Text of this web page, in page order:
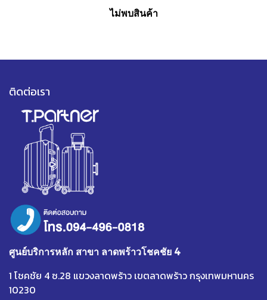
ไม่พบสินค้า
ติดต่อเรา
ศูนย์บริการหลัก สาขา ลาดพร้าวโชคชัย 4
1 โชคชัย 4 ซ.28 แขวงลาดพร้าว เขตลาดพร้าว กรุงเทพมหานคร
10230